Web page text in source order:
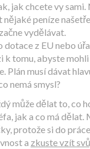
jak chcete vy sami.
peníze
vydělávat.
dotace z EU nebo
k tomu, abyste
Plán musí dávat
nemá smysl?
může dělat to, co
jak a co má dělat.
protože si do
a zkuste vzít